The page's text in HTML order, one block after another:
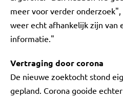
meer voor verder
weer echt afhankelijk zijn van
informatie."
Vertraging door corona
De nieuwe zoektocht stond
gepland. Corona gooide